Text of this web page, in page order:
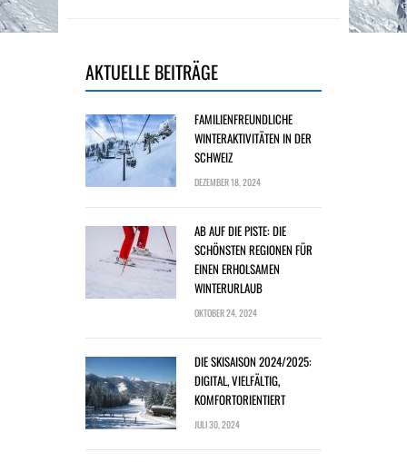
AKTUELLE BEITRÄGE
FAMILIENFREUNDLICHE
WINTERAKTIVITÄTEN IN DER
SCHWEIZ
DEZEMBER 18, 2024
AB AUF DIE PISTE: DIE
SCHÖNSTEN REGIONEN FÜR
EINEN ERHOLSAMEN
WINTERURLAUB
OKTOBER 24, 2024
DIE SKISAISON 2024/2025:
DIGITAL, VIELFÄLTIG,
KOMFORTORIENTIERT
JULI 30, 2024